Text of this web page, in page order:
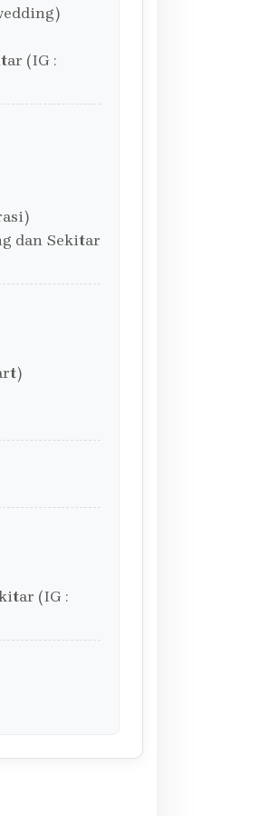
(IG :
dan Sekitar
(IG :